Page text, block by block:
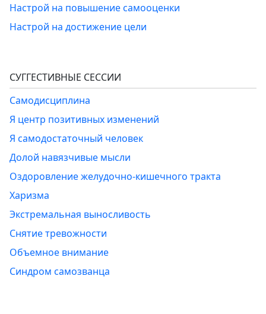
Настрой на повышение самооценки
Настрой на достижение цели
СУГГЕСТИВНЫЕ СЕССИИ
Самодисциплина
Я центр позитивных изменений
Я самодостаточный человек
Долой навязчивые мысли
Оздоровление желудочно-кишечного тракта
Харизма
Экстремальная выносливость
Снятие тревожности
Объемное внимание
Синдром самозванца